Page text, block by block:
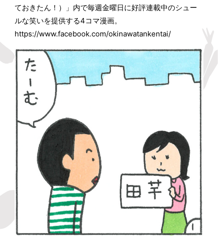
ておきたん！）」内で毎週金曜日に好評連載中のシュー
ルな笑いを提供する4コマ漫画。
https://www.facebook.com/okinawatankentai/